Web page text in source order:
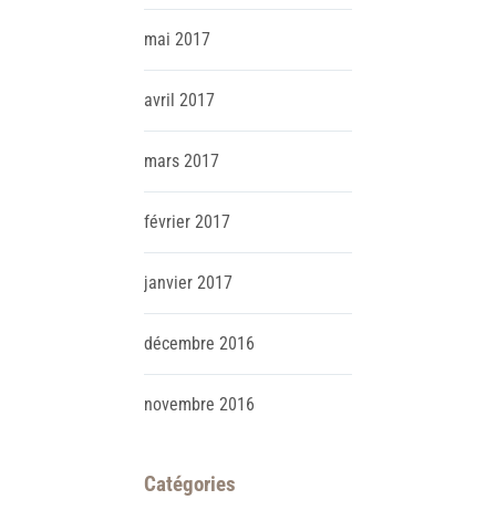
mai 2017
avril 2017
mars 2017
février 2017
janvier 2017
décembre 2016
novembre 2016
Catégories